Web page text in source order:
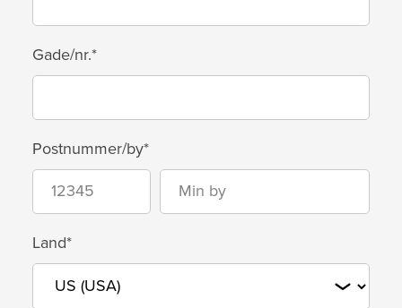
Gade/nr.*
Postnummer/by*
Land*